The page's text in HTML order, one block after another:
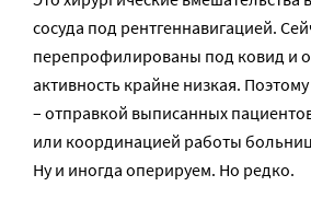
сосуда под рентгеннавигацией.
перепрофилированы под ковид и
активность крайне низкая.
– отправкой выписанных
или координацией работы
Ну и иногда оперируем. Но редко.